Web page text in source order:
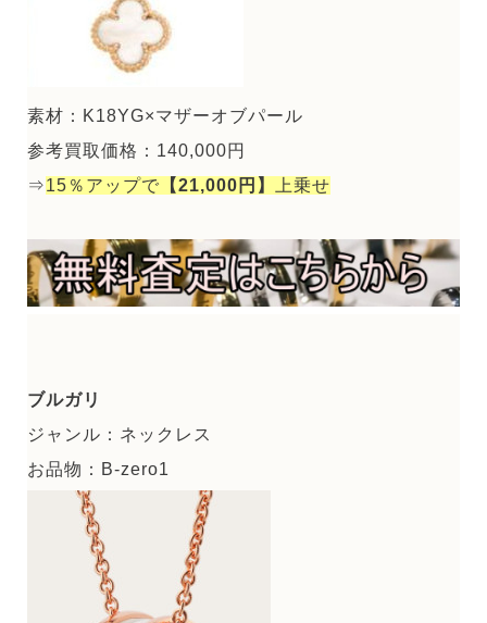
素材：K18YG×マザーオブパール
参考買取価格：140,000円
⇒15％アップで 【21,000円】 上乗せ
ブルガリ
ジャンル：ネックレス
お品物：B-zero1